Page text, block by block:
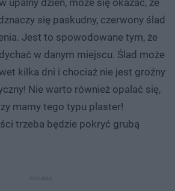
się paskudny, czerwony ślad
Jest to spowodowane tym, że
w danym miejscu. Ślad może
kilka dni i chociaż nie jest groźny
Nie warto również opalać się,
mamy tego typu plaster!
trzeba będzie pokryć grubą